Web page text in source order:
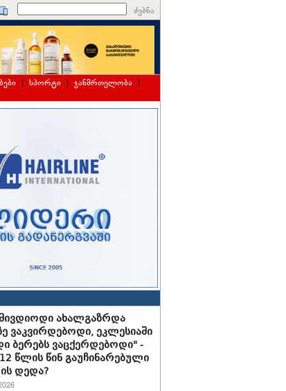
ძებნა
| სპორტი | ჯანმრთელობა |
ახალგაზრდა
ვაკვირდებოდი, ეკლესიაში
ბერებს ვაცქერდებოდი" -
წლის წინ გაუჩინარებული
დედა?